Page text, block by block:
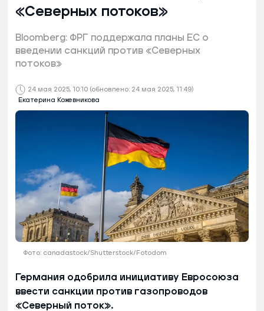
24 мая 2025, 10:10 (обновлено: 24 мая 2025, 11:49)
Екатерина Кожевникова
«Северных потоков»
Bloomberg: ФРГ поддержала планы ЕС о
введении санкций против «Северных
потоков»
Фото: canadastock/Shutterstock/Fotodom
Германия одобрила инициативу Евросоюза
ввести санкции против газопроводов
«Северный поток».